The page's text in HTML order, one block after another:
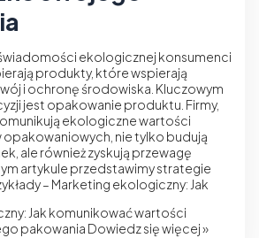
ekologicznej konsumenci
produkty, które wspierają
i ochronę środowiska. Kluczowym
jest opakowanie produktu. Firmy,
ekologiczne wartości
opakowaniowych, nie tylko budują
ale również zyskują przewagę
artykule przedstawimy strategie
– Marketing ekologiczny: Jak
Jak komunikować wartości
pakowania Dowiedz się więcej »